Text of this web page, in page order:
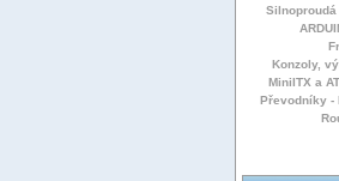
Konzoly,
MiniITX a
Převodníky -